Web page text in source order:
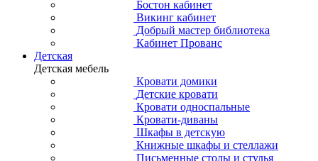
Бостон кабинет
Викинг кабинет
Добрый мастер библиотека
Кабинет Прованс
Детская
Детская мебель
Кровати домики
Детские кровати
Кровати односпальные
Кровати-диваны
Шкафы в детскую
Книжные шкафы и стеллажи
Письменные столы и стулья